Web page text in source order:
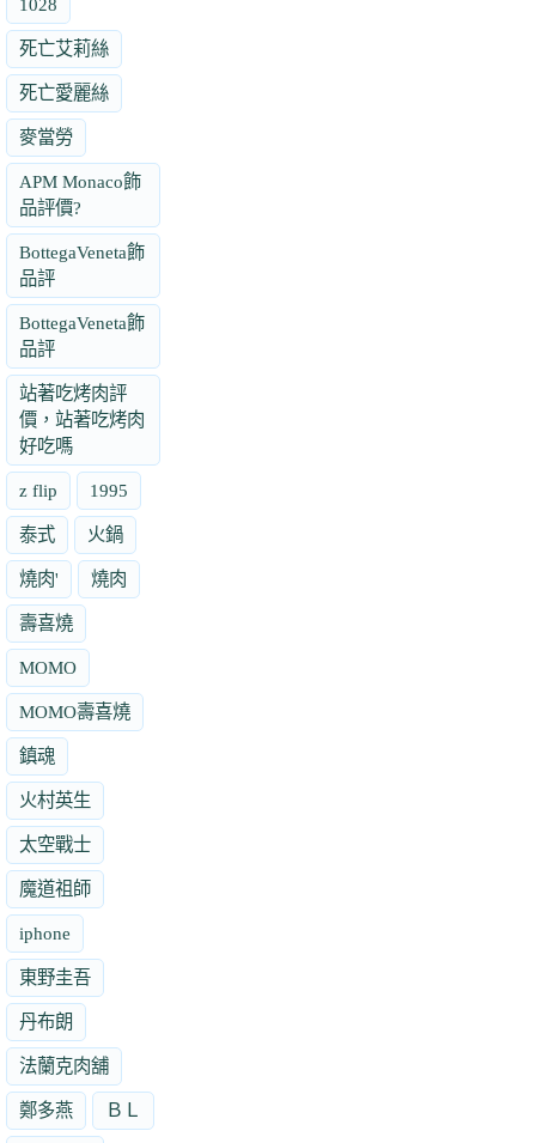
1028
死亡艾莉絲
死亡愛麗絲
麥當勞
APM Monaco飾
品評價?
BottegaVeneta飾
品評
BottegaVeneta飾
品評
站著吃烤肉評
價，站著吃烤肉
好吃嗎
z flip 1995
泰式 火鍋
燒肉' 燒肉
壽喜燒
MOMO
MOMO壽喜燒
鎮魂
火村英生
太空戰士
魔道祖師
iphone
東野圭吾
丹布朗
法蘭克肉舖
鄭多燕 ＢＬ